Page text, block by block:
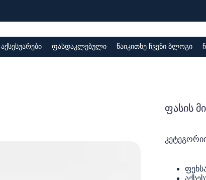
აქსესუარები ფასდაკლებული წაიკითხე ჩვენი ბლოგი
ფასის